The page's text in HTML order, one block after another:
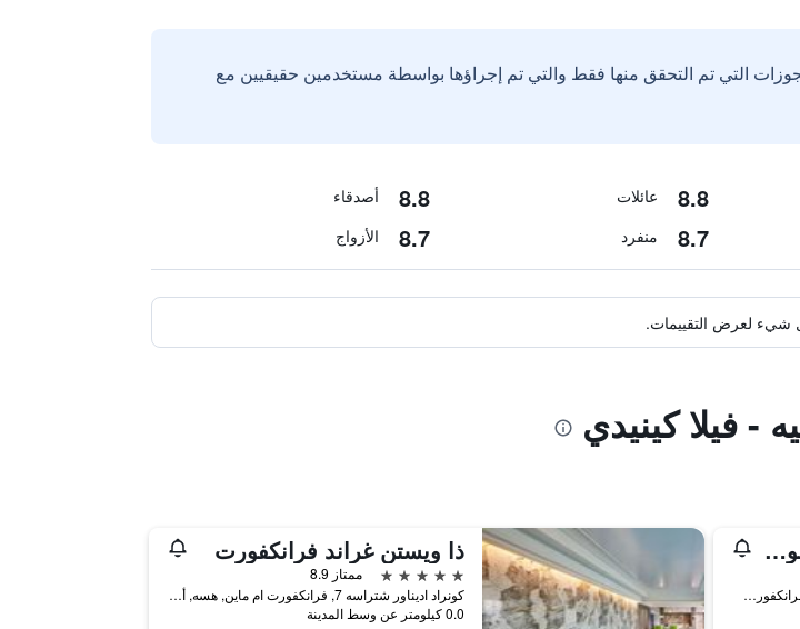
التي تم التحقق منها فقط والتي تم إجراؤها بواسطة مستخدمين حقيقيين مع
8.8 عائلات 8.8 أصدقاء
8.7 منفرد 8.7 الأزواج
شيء لعرض التقييمات.
- فيلا كينيدي
شتيجنبيرجر إيكون فرانكفورتر هوف
Am Kaiserplatz, Bethmannstraße 33, فرانكفورت ام ماين, هسه, ألمانيا
ذا ويستن غراند فرانكفورت
5 نجوم
ممتاز 8.9
كونراد اديناور شتراسه 7, فرانكفورت ام ماين, هسه, ألمانيا
0.0 كيلومتر عن وسط المدينة